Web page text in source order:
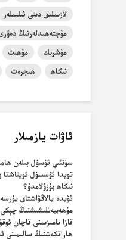
لازىملىق دىنى ئىلىملەر
مۇجتەھىدلەرنىڭ
مۇشرىك
مۇھىت
نىكاھ
ھىجرەت
ئاۋات يازمىلار
سۈنئىي ئۇسۇل بىلەن
تويدا ئۇسسۇل ئويناشقا
نىكاھ بۇزۇلامدۇ؟
ئۆيدە يالاڭۋاشتاق
مۇھەببەتلىشىشنىڭ چېكى
قازا نامىزىمنى قاچان
ھاراقكەشنىڭ سالىمىنى